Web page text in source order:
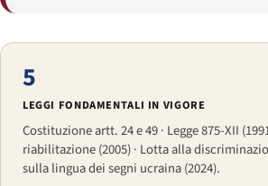
5
LEGGI FONDAMENTALI IN VIGORE
Costituzione artt. 24 e 49 · Legge 875-XII
riabilitazione (2005) · Lotta alla
sulla lingua dei segni ucraina (2024).